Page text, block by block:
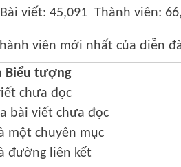
Bài viết 45,091 Thành viên
viên mới nhất của diễn
Biểu tượng
chưa đọc
bài viết chưa đọc
một chuyên mục
đường liên kết